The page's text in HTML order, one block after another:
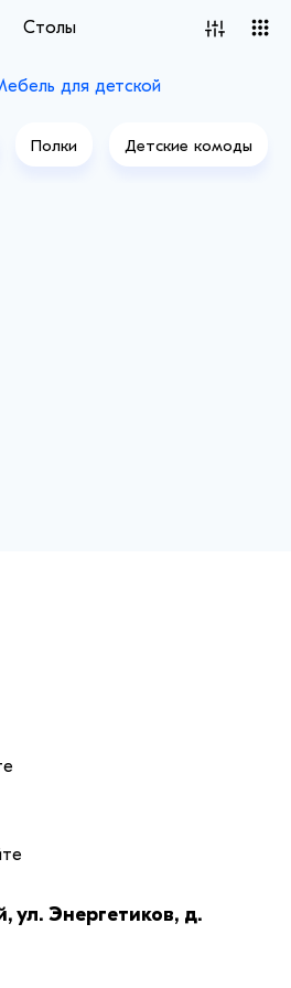
Столы
для детской
Полки Детские комоды
ул. Энергетиков, д.